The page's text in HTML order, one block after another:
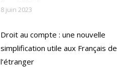
8 juin 2023
Droit au compte : une nouvelle
simplification utile aux Français de
l’étranger